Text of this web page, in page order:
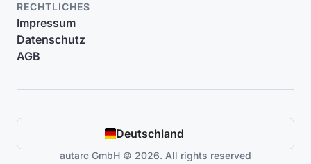
RECHTLICHES
Impressum
Datenschutz
AGB
Deutschland
autarc GmbH © 2026. All rights reserved